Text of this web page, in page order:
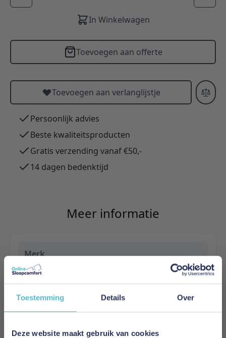
Toestemming Details Over
Deze website maakt gebruik van cookies
In Winkelwagen
Toevoegen aan offerte
Toevoegen aan verlanglijstje
Persoonlijk advies
Beste kwaliteitsproducten
Gratis verzending vanaf €50,-
14 dagen bedenktijd
Meer informatie
Merk
Innovation Living
5700111063301
Prijs